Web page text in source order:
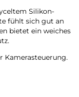
Silikon­
fühlt sich gut an
bietet ein weiches
Kamerasteuerung.
Schicht, die die